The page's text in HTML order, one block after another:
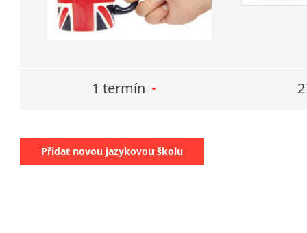
1 termín
Přidat novou jazykovou školu